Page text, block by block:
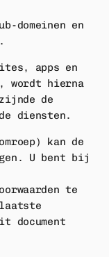
domeinen en
apps en
wordt hierna
de
diensten.
kan de
U bent bij
te
document